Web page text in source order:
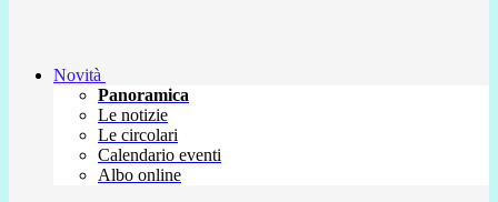
Novità
Panoramica
Le notizie
Le circolari
Calendario eventi
Albo online